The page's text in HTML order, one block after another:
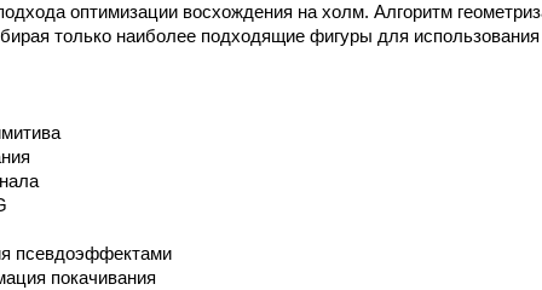
оптимизации восхождения на холм. Алгоритм
только наиболее подходящие фигуры для
псевдоэффектами
покачивания